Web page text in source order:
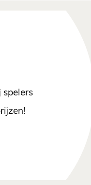
spelers